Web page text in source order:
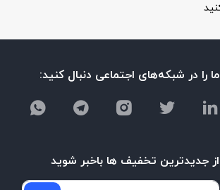
ما را در شبکه‌های اجتماعی دنبال کنید:
از جدیدترین تخفیف ها باخبر شوید